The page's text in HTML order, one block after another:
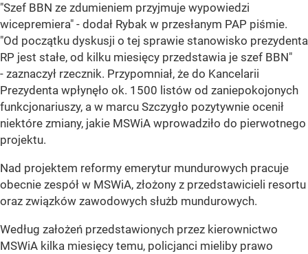
"Szef BBN ze zdumieniem przyjmuje wypowiedzi
wicepremiera" - dodał Rybak w przesłanym PAP piśmie.
"Od początku dyskusji o tej sprawie stanowisko prezydenta
RP jest stałe, od kilku miesięcy przedstawia je szef BBN"
- zaznaczył rzecznik. Przypomniał, że do Kancelarii
Prezydenta wpłynęło ok. 1500 listów od zaniepokojonych
funkcjonariuszy, a w marcu Szczygło pozytywnie ocenił
niektóre zmiany, jakie MSWiA wprowadziło do pierwotnego
projektu.
Nad projektem reformy emerytur mundurowych pracuje
obecnie zespół w MSWiA, złożony z przedstawicieli resortu
oraz związków zawodowych służb mundurowych.
Według założeń przedstawionych przez kierownictwo
MSWiA kilka miesięcy temu, policjanci mieliby prawo